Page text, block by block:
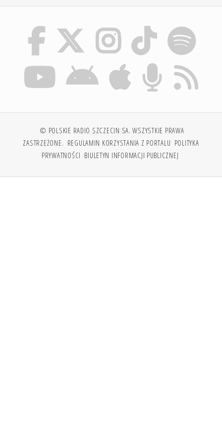
© POLSKIE RADIO SZCZECIN SA. WSZYSTKIE PRAWA
ZASTRZEŻONE. REGULAMIN KORZYSTANIA Z PORTALU POLITYKA
PRYWATNOŚCI BIULETYN INFORMACJI PUBLICZNEJ